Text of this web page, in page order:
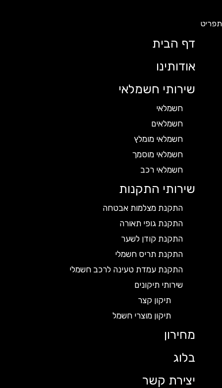
דף הבית
אודותינו
שירותי חשמלאי
חשמלאי
חשמלאים
חשמלאי מומלץ
חשמלאי מוסמך
חשמלאי רכב
שירותי התקנות
התקנת מצלמות אבטחה
התקנת גופי תאורה
התקנת קודן לשער
התקנת תריס חשמלי
התקנת עמדת טעינה לרכב חשמלי
שירותי תיקונים
תיקון קצר
תיקון מוצרי חשמל
מחירון
בלוג
יצירת קשר